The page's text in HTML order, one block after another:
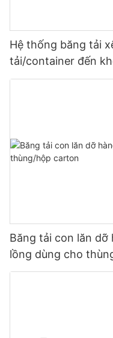
Hệ thống băng tải
tải/container đến
Băng tải con lăn
lồng dùng cho